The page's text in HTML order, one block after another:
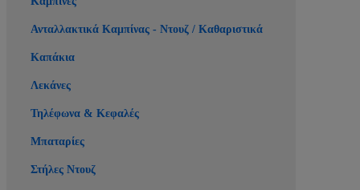
Ανταλλακτικά Καμπίνας - Ντουζ / Καθαριστικά
Καπάκια
Λεκάνες
Τηλέφωνα & Κεφαλές
Μπαταρίες
Στήλες Ντουζ